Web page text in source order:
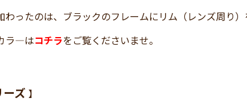
わったのは、ブラックのフレームにリム（レンズ周り）
ラ―はコチラをご覧くださいませ。
ーズ 】